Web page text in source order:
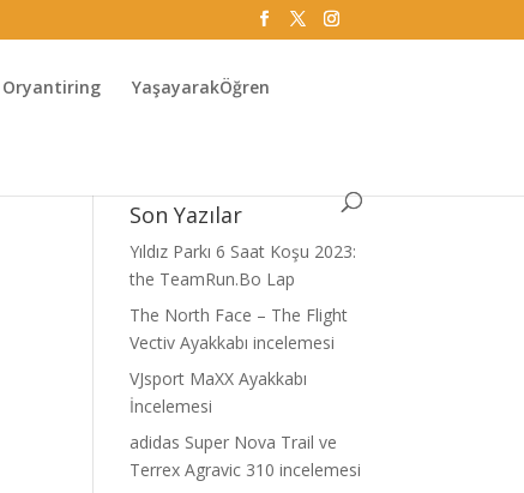
Oryantiring YaşayarakÖğren
Son Yazılar
Yıldız Parkı 6 Saat Koşu 2023:
the TeamRun.Bo Lap
The North Face – The Flight
Vectiv Ayakkabı incelemesi
VJsport MaXX Ayakkabı
İncelemesi
adidas Super Nova Trail ve
Terrex Agravic 310 incelemesi